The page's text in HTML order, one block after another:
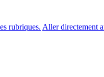
rubriques. Aller directement